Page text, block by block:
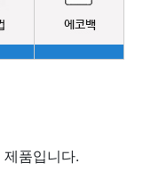
품입니다.